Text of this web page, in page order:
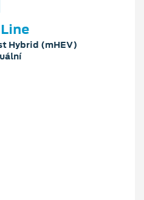
Hybrid (mHEV)